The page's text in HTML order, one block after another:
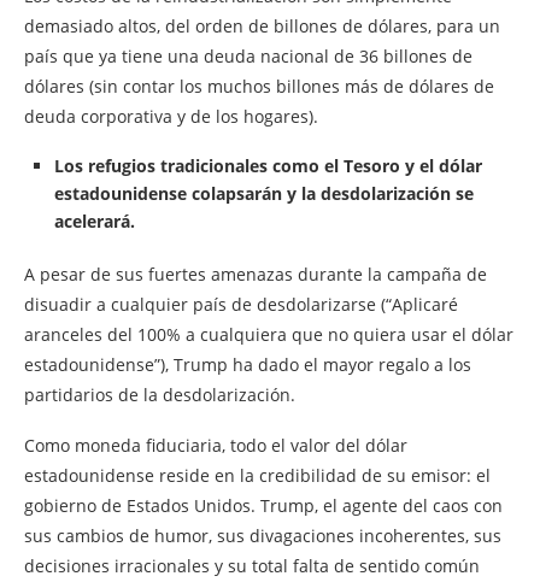
demasiado altos, del orden de billones de dólares, para un
país que ya tiene una deuda nacional de 36 billones de
dólares (sin contar los muchos billones más de dólares de
deuda corporativa y de los hogares).
Los refugios tradicionales como el Tesoro y el dólar
estadounidense colapsarán y la desdolarización se
acelerará.
A pesar de sus fuertes amenazas durante la campaña de
disuadir a cualquier país de desdolarizarse (“Aplicaré
aranceles del 100% a cualquiera que no quiera usar el dólar
estadounidense”), Trump ha dado el mayor regalo a los
partidarios de la desdolarización.
Como moneda fiduciaria, todo el valor del dólar
estadounidense reside en la credibilidad de su emisor: el
gobierno de Estados Unidos. Trump, el agente del caos con
sus cambios de humor, sus divagaciones incoherentes, sus
decisiones irracionales y su total falta de sentido común